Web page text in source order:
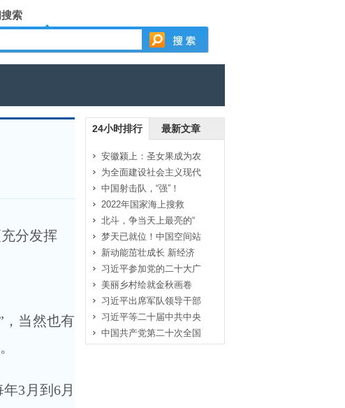
索
分发挥
当然也有
3月到6月
24小时排行 最新文章
安徽颍上：圣女果成为农
为全面建设社会主义现代
中国射击队，“强”！
2022年国家海上搜救
北斗，争当天上最亮的“
梦天已就位！中国空间站
新动能茁壮成长 新经济
习近平参加党的二十大广
美丽乡村绘就金秋画卷
习近平出席军队领导干部
习近平等二十届中共中央
中国共产党第二十次全国